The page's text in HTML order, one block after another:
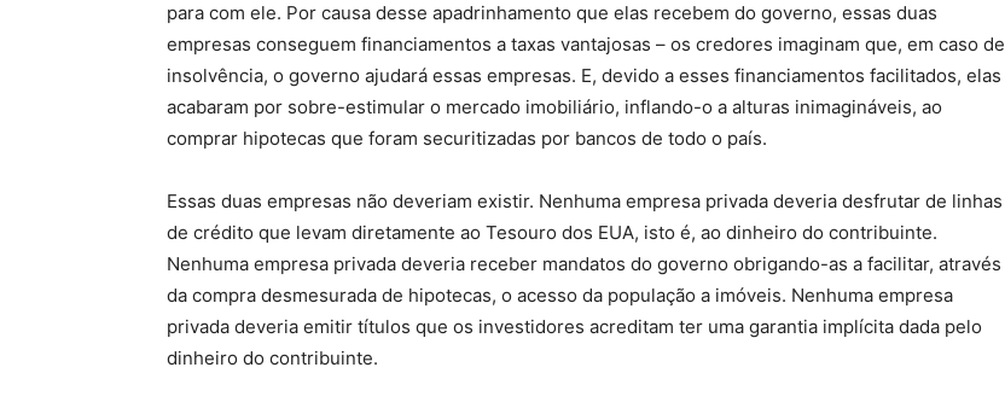
para com ele. Por causa desse apadrinhamento que elas recebem do governo, essas duas
empresas conseguem financiamentos a taxas vantajosas – os credores imaginam que, em caso de
insolvência, o governo ajudará essas empresas. E, devido a esses financiamentos facilitados, elas
acabaram por sobre-estimular o mercado imobiliário, inflando-o a alturas inimagináveis, ao
comprar hipotecas que foram securitizadas por bancos de todo o país.
Essas duas empresas não deveriam existir. Nenhuma empresa privada deveria desfrutar de linhas
de crédito que levam diretamente ao Tesouro dos EUA, isto é, ao dinheiro do contribuinte.
Nenhuma empresa privada deveria receber mandatos do governo obrigando-as a facilitar, através
da compra desmesurada de hipotecas, o acesso da população a imóveis. Nenhuma empresa
privada deveria emitir títulos que os investidores acreditam ter uma garantia implícita dada pelo
dinheiro do contribuinte.